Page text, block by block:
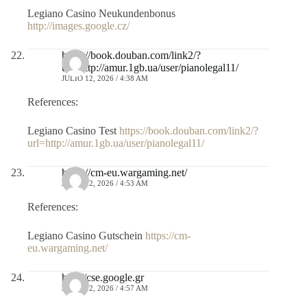
Legiano Casino Neukundenbonus
http://images.google.cz/
https://book.douban.com/link2/?
url=http://amur.1gb.ua/user/pianolegal11/
JULIO 12, 2026 / 4:38 AM
References:
Legiano Casino Test https://book.douban.com/link2/?
url=http://amur.1gb.ua/user/pianolegal11/
https://cm-eu.wargaming.net/
JULIO 12, 2026 / 4:53 AM
References:
Legiano Casino Gutschein https://cm-
eu.wargaming.net/
http://cse.google.gr
JULIO 12, 2026 / 4:57 AM